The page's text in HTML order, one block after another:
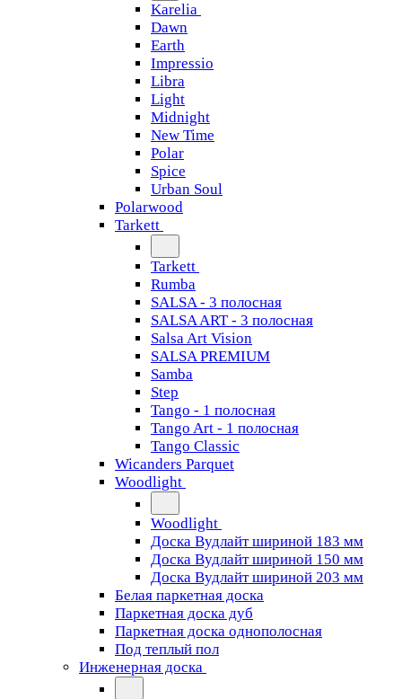
Karelia
Dawn
Earth
Impressio
Libra
Light
Midnight
New Time
Polar
Spice
Urban Soul
Polarwood
Tarkett
Tarkett
Rumba
SALSA - 3 полосная
SALSA ART - 3 полосная
Salsa Art Vision
SALSA PREMIUM
Samba
Step
Tango - 1 полосная
Tango Art - 1 полосная
Tango Classiс
Wicanders Parquet
Woodlight
Woodlight
Доска Вудлайт шириной 183 мм
Доска Вудлайт шириной 150 мм
Доска Вудлайт шириной 203 мм
Белая паркетная доска
Паркетная доска дуб
Паркетная доска однополосная
Под теплый пол
Инженерная доска